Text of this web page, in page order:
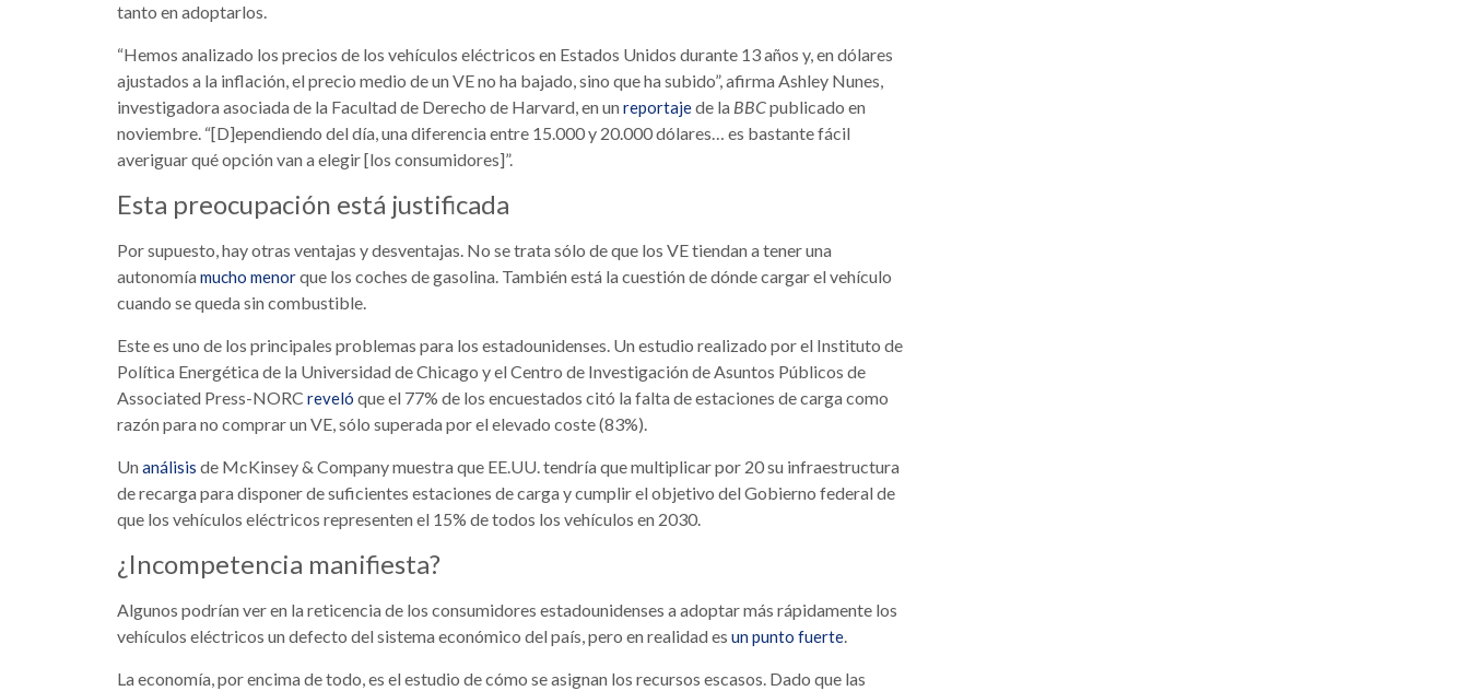
tanto en adoptarlos.
“Hemos analizado los precios de los vehículos eléctricos en Estados Unidos durante 13 años y, en dólares
ajustados a la inflación, el precio medio de un VE no ha bajado, sino que ha subido”, afirma Ashley Nunes,
investigadora asociada de la Facultad de Derecho de Harvard, en unreportajede la BBCpublicado en
noviembre. “[D]ependiendo del día, una diferencia entre 15.000 y 20.000 dólares… es bastante fácil
averiguar qué opción van a elegir [los consumidores]”.
Esta preocupación está justificada
Por supuesto, hay otras ventajas y desventajas. No se trata sólo de que los VE tiendan a tener una
autonomíamucho menorque los coches de gasolina. También está la cuestión de dónde cargar el vehículo
cuando se queda sin combustible.
Este es uno de los principales problemas para los estadounidenses. Un estudio realizado por el Instituto de
Política Energética de la Universidad de Chicago y el Centro de Investigación de Asuntos Públicos de
Associated Press-NORC reveló que el 77% de los encuestados citó la falta de estaciones de carga como
razón para no comprar un VE, sólo superada por el elevado coste (83%).
Unanálisis de McKinsey & Company muestra que EE.UU. tendría que multiplicar por 20 su infraestructura
de recarga para disponer de suficientes estaciones de carga y cumplir el objetivo del Gobierno federal de
que los vehículos eléctricos representen el 15% de todos los vehículos en 2030.
¿Incompetencia manifiesta?
Algunos podrían ver en la reticencia de los consumidores estadounidenses a adoptar más rápidamente los
vehículos eléctricos un defecto del sistema económico del país, pero en realidad es un punto fuerte.
La economía, por encima de todo, es el estudio de cómo se asignan los recursos escasos. Dado que las